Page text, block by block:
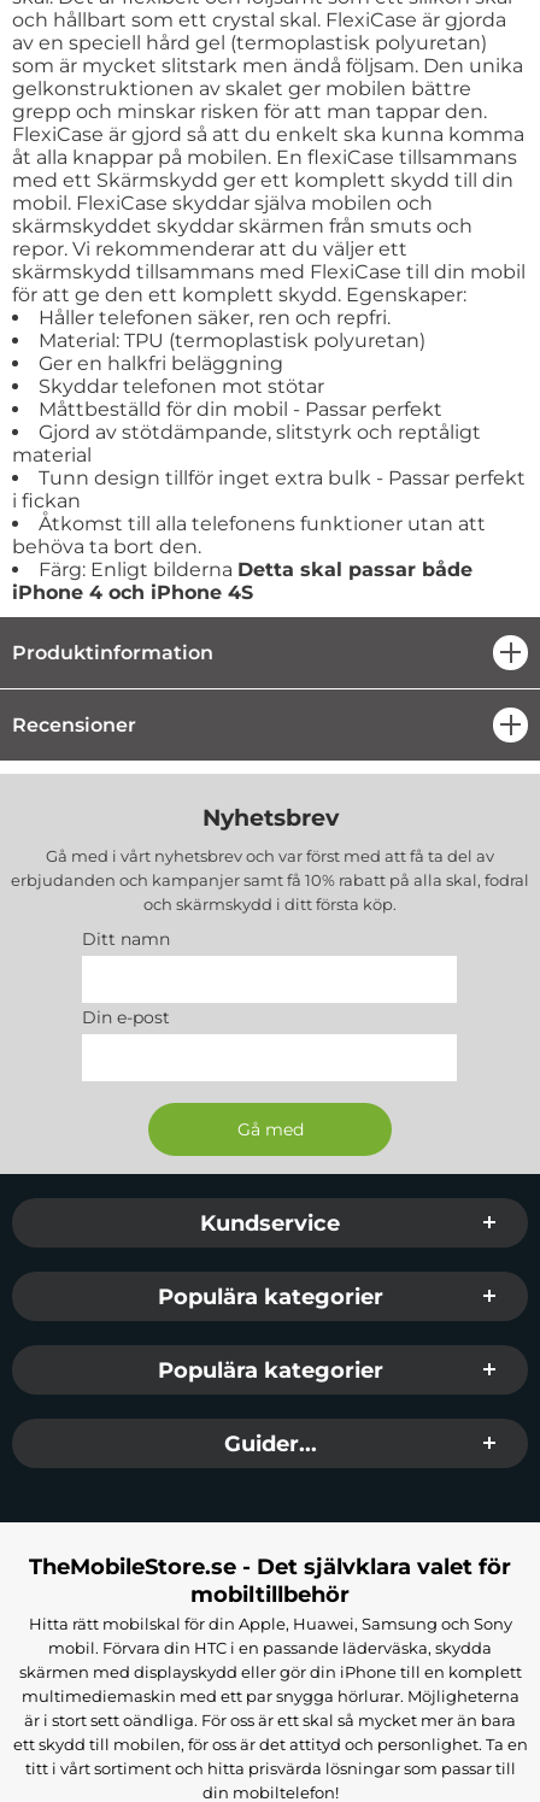
och hållbart som ett crystal skal. FlexiCase är gjorda
av en speciell hård gel (termoplastisk polyuretan)
som är mycket slitstark men ändå följsam. Den unika
gelkonstruktionen av skalet ger mobilen bättre
grepp och minskar risken för att man tappar den.
FlexiCase är gjord så att du enkelt ska kunna komma
åt alla knappar på mobilen. En flexiCase tillsammans
med ett Skärmskydd ger ett komplett skydd till din
mobil. FlexiCase skyddar själva mobilen och
skärmskyddet skyddar skärmen från smuts och
repor. Vi rekommenderar att du väljer ett
skärmskydd tillsammans med FlexiCase till din mobil
för att ge den ett komplett skydd. Egenskaper:
Håller telefonen säker, ren och repfri.
Material: TPU (termoplastisk polyuretan)
Ger en halkfri beläggning
Skyddar telefonen mot stötar
Måttbeställd för din mobil - Passar perfekt
Gjord av stötdämpande, slitstyrk och reptåligt
material
Tunn design tillför inget extra bulk - Passar perfekt
i fickan
Åtkomst till alla telefonens funktioner utan att
behöva ta bort den.
Färg: Enligt bilderna Detta skal passar både
iPhone 4 och iPhone 4S
Produktinformation
Recensioner
Nyhetsbrev
Gå med i vårt nyhetsbrev och var först med att få ta del av
erbjudanden och kampanjer samt få 10% rabatt på alla skal, fodral
och skärmskydd i ditt första köp.
Ditt namn
Din e-post
Sidfot Blandad info och länkar
Kundservice
Populära kategorier
Populära kategorier
Guider...
TheMobileStore.se - Det självklara valet för
mobiltillbehör
Hitta rätt mobilskal för din Apple, Huawei, Samsung och Sony
mobil. Förvara din HTC i en passande läderväska, skydda
skärmen med displayskydd eller gör din iPhone till en komplett
multimediemaskin med ett par snygga hörlurar. Möjligheterna
är i stort sett oändliga. För oss är ett skal så mycket mer än bara
ett skydd till mobilen, för oss är det attityd och personlighet. Ta en
titt i vårt sortiment och hitta prisvärda lösningar som passar till
din mobiltelefon!